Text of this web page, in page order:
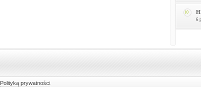
10
6
Polityką prywatności